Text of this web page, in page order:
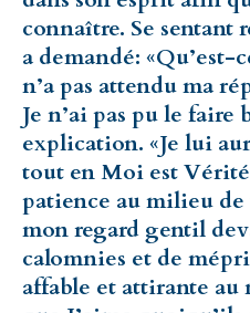
connaître. Se sentant
a demandé:
n’a pas attendu ma
Je n’ai pas pu le
explication. «Je lui
tout en Moi est
patience au milieu de
mon regard gentil
calomnies et de
affable et attirante au